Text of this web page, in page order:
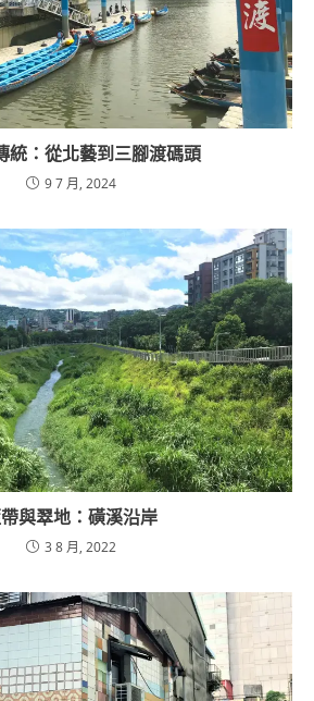
統：從北藝到三腳渡碼頭
9 7 月, 2024
與翠地：磺溪沿岸
3 8 月, 2022